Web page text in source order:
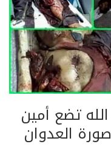
الله تضع أمين
العدوان